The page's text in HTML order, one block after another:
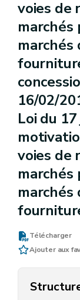
voies de
marchés
marchés
16/02/
Loi du
voies de
marchés
Télécharger
Ajouter aux